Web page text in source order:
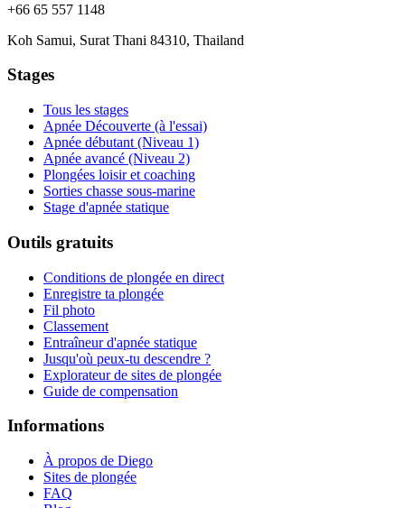
+66 65 557 1148
Koh Samui, Surat Thani 84310, Thailand
Stages
Tous les stages
Apnée Découverte (à l'essai)
Apnée débutant (Niveau 1)
Apnée avancé (Niveau 2)
Plongées loisir et coaching
Sorties chasse sous-marine
Stage d'apnée statique
Outils gratuits
Conditions de plongée en direct
Enregistre ta plongée
Fil photo
Classement
Entraîneur d'apnée statique
Jusqu'où peux-tu descendre ?
Explorateur de sites de plongée
Guide de compensation
Informations
À propos de Diego
Sites de plongée
FAQ